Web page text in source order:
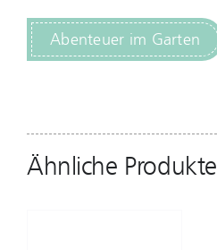
Abenteuer im Garten
Ähnliche Produkte